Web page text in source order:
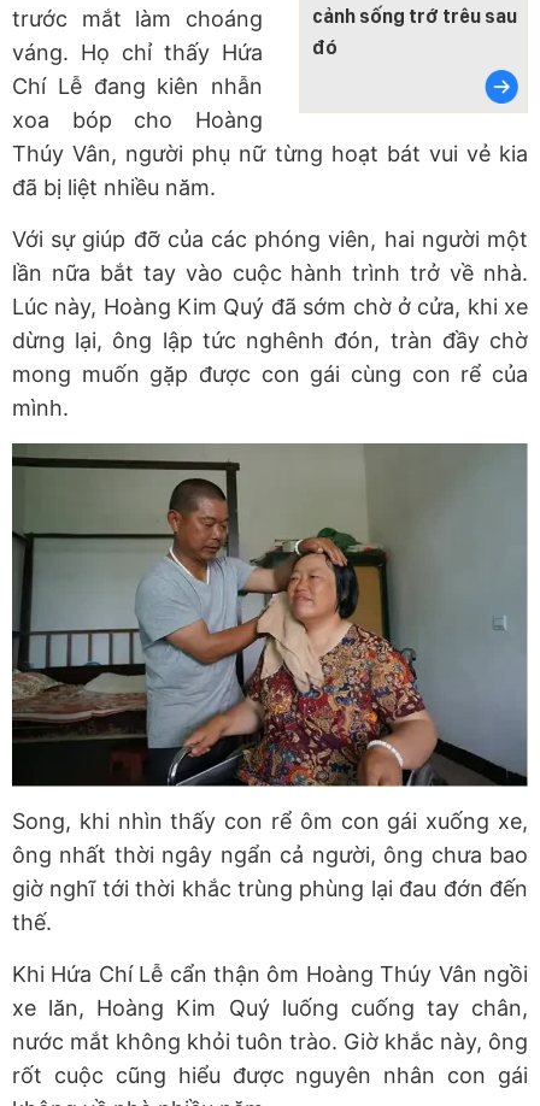
cảnh sống trớ trêu sau
đó
trước mắt làm choáng
váng. Họ chỉ thấy Hứa
Chí Lễ đang kiên nhẫn
xoa bóp cho Hoàng
Thúy Vân, người phụ nữ từng hoạt bát vui vẻ kia
đã bị liệt nhiều năm.
Với sự giúp đỡ của các phóng viên, hai người một
lần nữa bắt tay vào cuộc hành trình trở về nhà.
Lúc này, Hoàng Kim Quý đã sớm chờ ở cửa, khi xe
dừng lại, ông lập tức nghênh đón, tràn đầy chờ
mong muốn gặp được con gái cùng con rể của
mình.
Song, khi nhìn thấy con rể ôm con gái xuống xe,
ông nhất thời ngây ngẩn cả người, ông chưa bao
giờ nghĩ tới thời khắc trùng phùng lại đau đớn đến
thế.
Khi Hứa Chí Lễ cẩn thận ôm Hoàng Thúy Vân ngồi
xe lăn, Hoàng Kim Quý luống cuống tay chân,
nước mắt không khỏi tuôn trào. Giờ khắc này, ông
rốt cuộc cũng hiểu được nguyên nhân con gái